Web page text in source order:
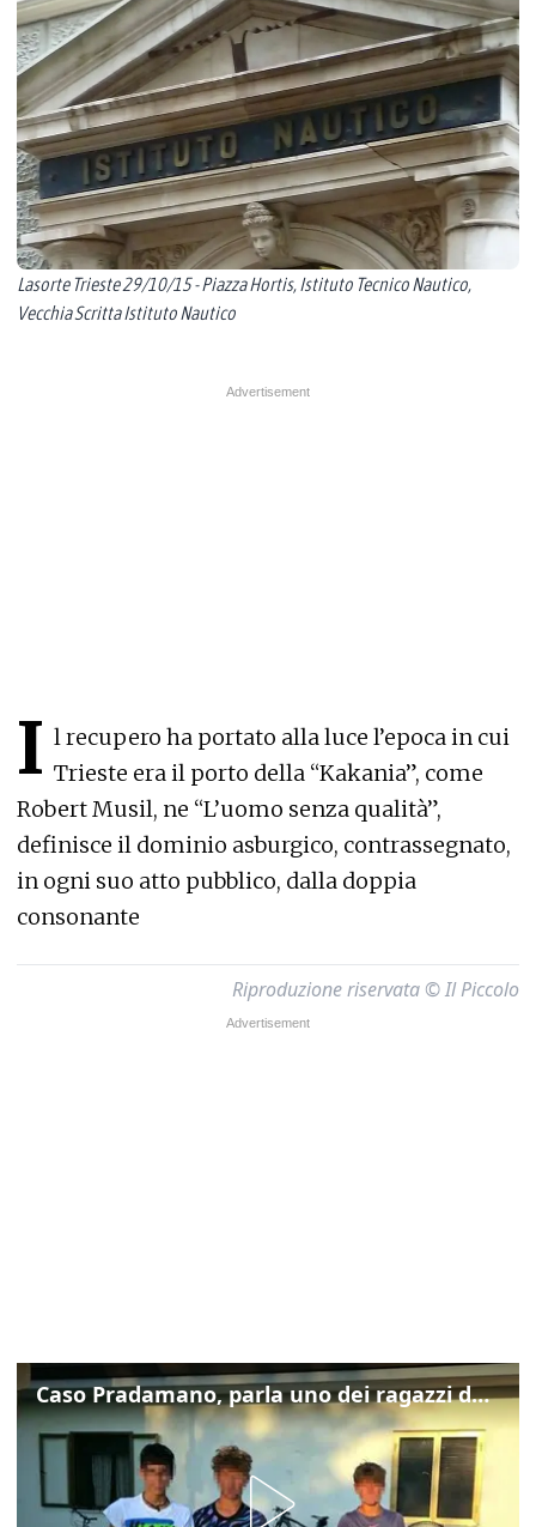
Lasorte Trieste 29/10/15 - Piazza Hortis, Istituto Tecnico Nautico,
Vecchia Scritta Istituto Nautico
I l recupero ha portato alla luce l’epoca in cui
Trieste era il porto della “Kakania”, come
Robert Musil, ne “L’uomo senza qualità”,
definisce il dominio asburgico, contrassegnato,
in ogni suo atto pubblico, dalla doppia
consonante
Riproduzione riservata © Il Piccolo
Caso Pradamano, parla uno dei ragazzi denunciati per la limonata: "Volevo anche aiutare i miei"